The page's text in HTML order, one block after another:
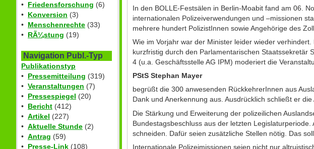
• Friedensforschung (6)
• Konversion (3)
• Menschenrechte (33)
• RÃ¼stung (19)
Navigation Publ.-Typ
Publikationstyp
• Pressemitteilung (319)
• Veranstaltungen (7)
• Pressespiegel (20)
• Bericht (412)
• Artikel (227)
• Aktuelle Stunde (2)
• Antrag (59)
• Presse-Link (108)
In den BOLLE-Festsälen in Berlin-Moabit fand am 06.
internationalen Polizeiverwendungen und –missionen
mehrere hundert PolizistInnen sowie Angehörige des
Wie im Vorjahr war der Minister leider wieder
kurzfristig durch den Parlamentarischen Staatssekretär
4 (u.a. Geschäftsstelle AG IPM) moderiert die
PStS Stephan Mayer
begrüßt die 300 anwesenden RückkehrerInnen aus
Dank und Anerkennung aus. Ausdrücklich schließt er
Die Stärkung und Erweiterung der polizeilichen
Bundestagsbeschluss aus der letzten
schneiden. Dafür seien zusätzliche Stellen nötig. Das
Internationale Polizeimissionen seien nicht nur